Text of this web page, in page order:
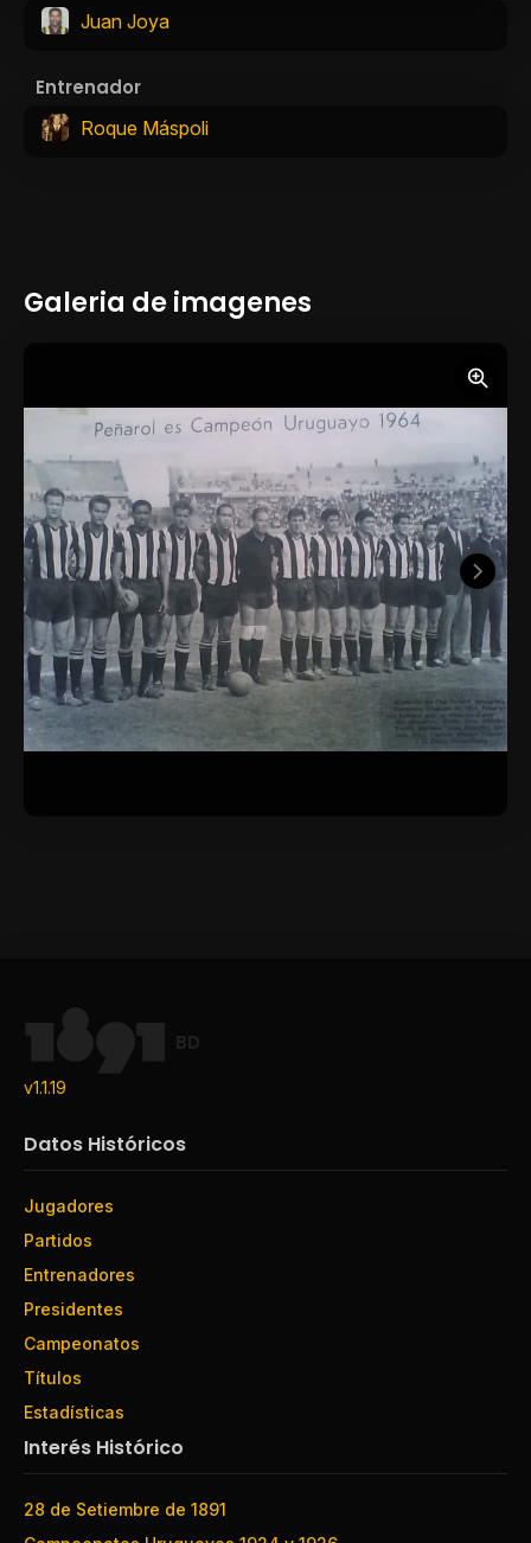
Juan Joya
Entrenador
Roque Máspoli
Galeria de imagenes
BD
v1.1.19
Datos Históricos
Jugadores
Partidos
Entrenadores
Presidentes
Campeonatos
Títulos
Estadísticas
Interés Histórico
28 de Setiembre de 1891